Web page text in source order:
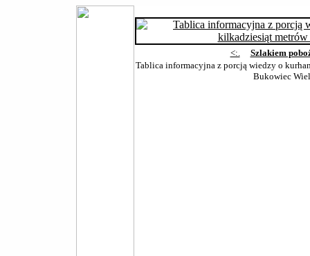
<:.
Szlakiem
Tablica informacyjna z porcją wiedzy o
Bukowiec